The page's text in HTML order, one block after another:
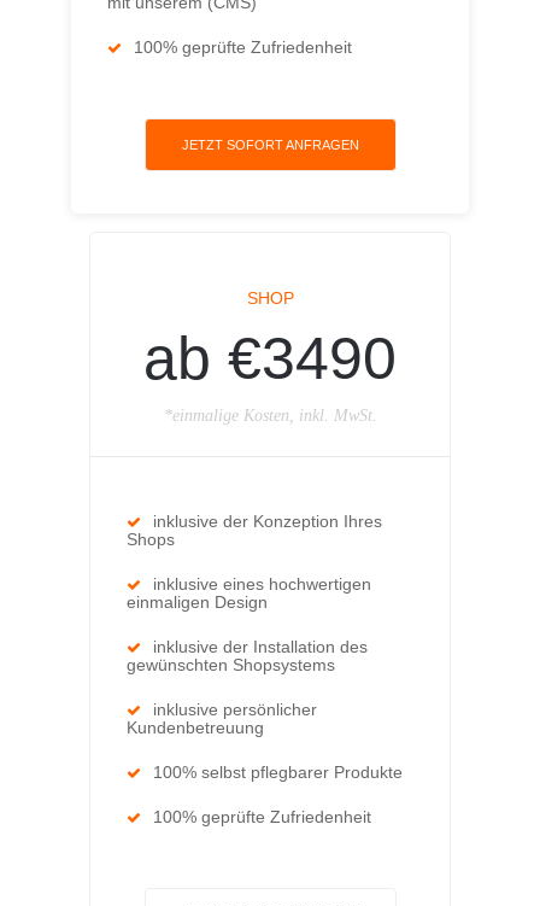
100% geprüfte Zufriedenheit
JETZT SOFORT ANFRAGEN
SHOP
ab €3490
*einmalige Kosten, inkl. MwSt.
inklusive der Konzeption Ihres
Shops
inklusive eines hochwertigen
einmaligen Design
inklusive der Installation des
gewünschten Shopsystems
inklusive persönlicher
Kundenbetreuung
100% selbst pflegbarer Produkte
100% geprüfte Zufriedenheit